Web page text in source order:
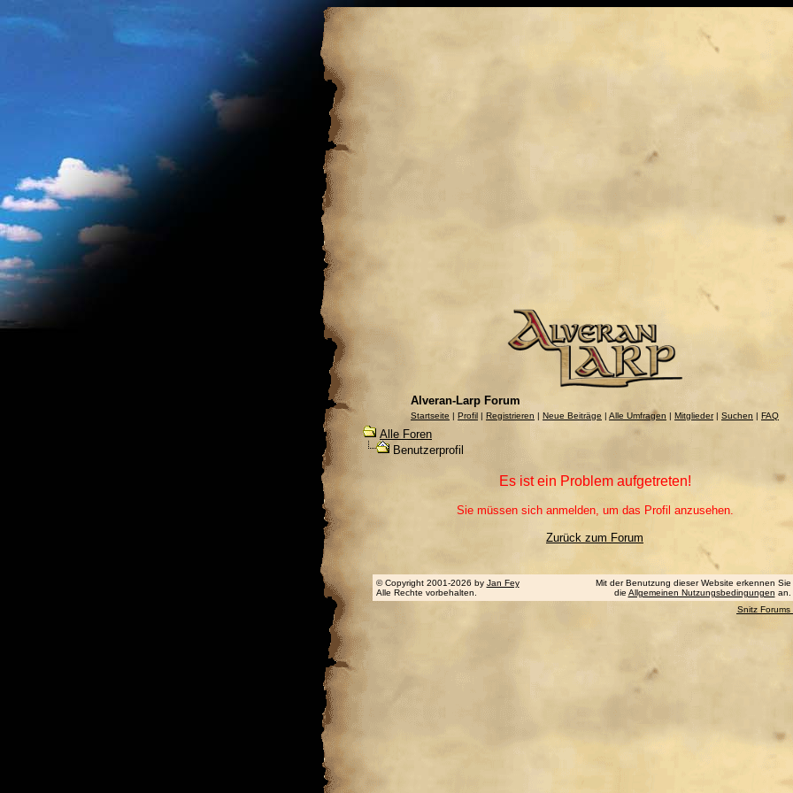
Alveran-Larp Forum
Startseite | Profil | Registrieren | Neue Beiträge | Alle Umfragen | Mitglieder| Suchen | FAQ
Alle Foren
Benutzerprofil
Es ist ein Problem aufgetreten!
Sie müssen sich anmelden, um das Profil anzusehen.
Zurück zum Forum
© Copyright 2001-2026 by Jan Fey
Alle Rechte vorbehalten.
Mit der Benutzung dieser Website erkennen Sie
die Allgemeinen Nutzungsbedingungen an.
Snitz Forums